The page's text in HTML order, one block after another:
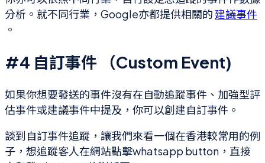
分析。就不同行業，Google亦都提供相關的 建議事件
。
#4 自訂事件 （Custom Event)
如果你想要發送的事件沒有在自動追蹤事件、加強型評
估事件或建議事件中提及，你可以創建自訂事件。
談到自訂事件追蹤，讓我們來看一個在香港較常用的例
子，想追蹤客人在網站點擊whatsapp button，直接